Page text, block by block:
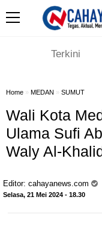
Terkini
Home » MEDAN » SUMUT
Wali Kota
Ulama Sufi
Waly Al-
Editor: cahayanews.com
Selasa, 21 Mei 2024 - 18.30